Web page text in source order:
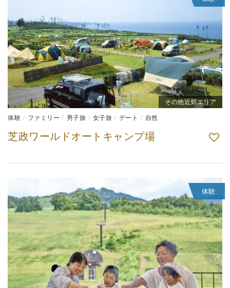
その他近郊エリア
体験 ファミリー 男子旅 女子旅 デート 自然
芝政ワールドオートキャンプ場
体験